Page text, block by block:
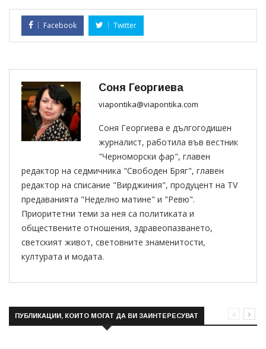
Facebook Twitter
Соня Георгиева
viapontika@viapontika.com
Соня Георгиева е дългогодишен
журналист, работила във вестник
"Черноморски фар", главен
редактор на седмичника "Свободен Бряг", главен
редактор на списание "Вирджиния", продуцент на TV
предаванията "Неделно матине" и "Ревю".
Приоритетни теми за нея са политиката и
обществените отношения, здравеопазването,
светският живот, световните знаменитости,
културата и модата.
ПУБЛИКАЦИИ, КОИТО МОГАТ ДА ВИ ЗАИНТЕРЕСУВАТ